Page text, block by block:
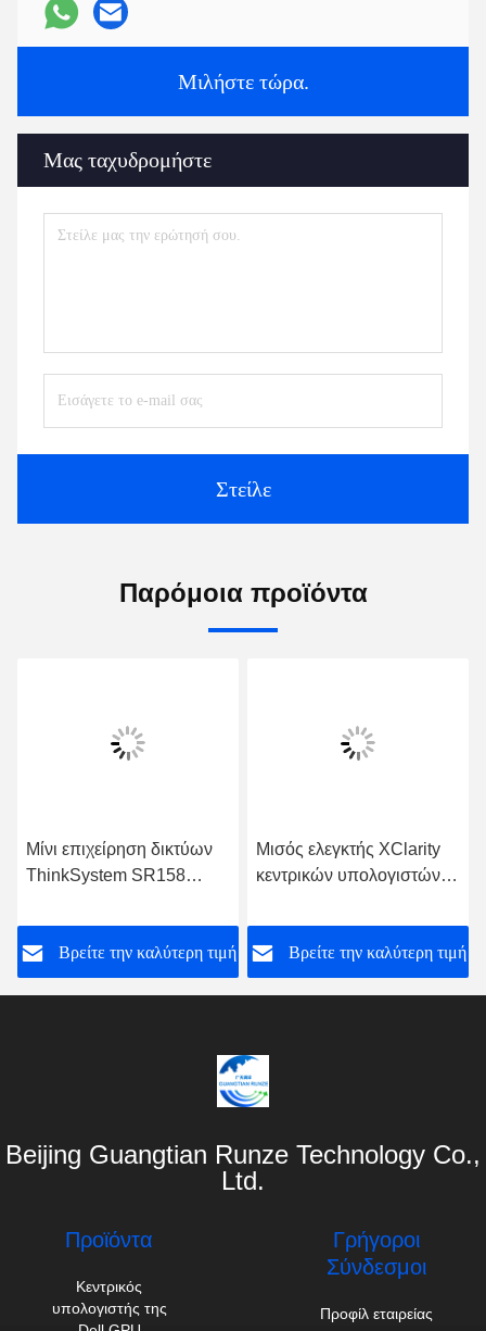
Μιλήστε τώρα.
Μας ταχυδρομήστε
Στείλε
Παρόμοια προϊόντα
Μισός ελεγκτής XClarity
κεντρικών υπολογιστών
SN550 λεπίδων ύψους
Βρείτε την καλύτερη τιμή
Υβριδική αποθήκευση
κεντρικών υπολογιστών
λάμψης κεντρικών
υπολογιστών
Thinksystem DE4000H
Βρείτε την καλύτερη τιμή
Beijing Guangtian Runze Technology Co.,
Ltd.
Προϊόντα
Κεντρικός
υπολογιστής της
Γρήγοροι
Σύνδεσμοι
Προφίλ εταιρείας